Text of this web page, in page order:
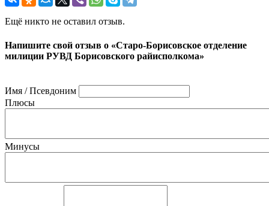
Ещё никто не оставил отзыв.
Напишите свой отзыв о «Старо-Борисовское отделение
милиции РУВД Борисовского райисполкома»
Имя / Псевдоним
Плюсы
Минусы